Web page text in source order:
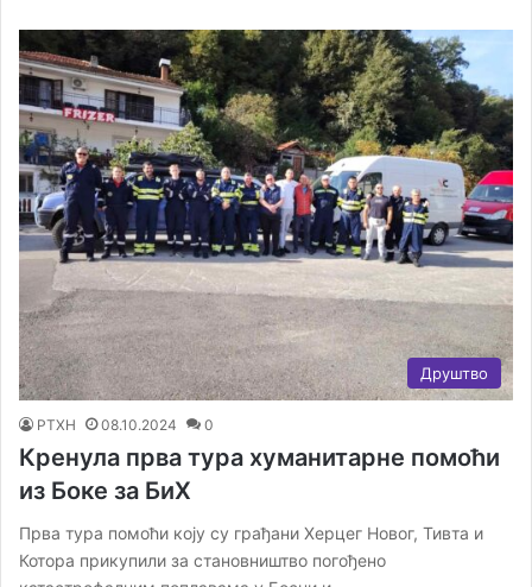
Друштво
РТХН 08.10.2024 0
Кренула прва тура хуманитарне помоћи
из Боке за БиХ
Прва тура помоћи коју су грађани Херцег Новог, Тивта и
Котора прикупили за становништво погођено